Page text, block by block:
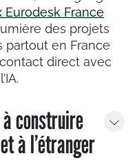
Eurodesk France
des projets
partout en France
direct avec
construire
à l’étranger